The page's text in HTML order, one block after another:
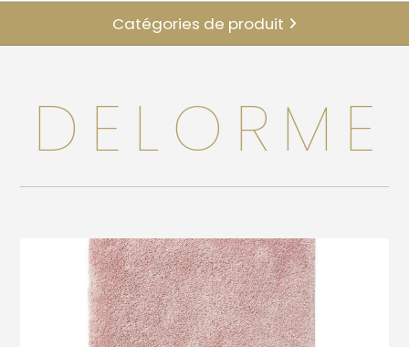
Catégories de produit
← retour
Bébé
Bijoux
Jouets
Linge de maison
Maroquinerie
DELORME